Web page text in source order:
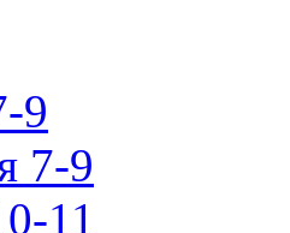
9
7-9
11